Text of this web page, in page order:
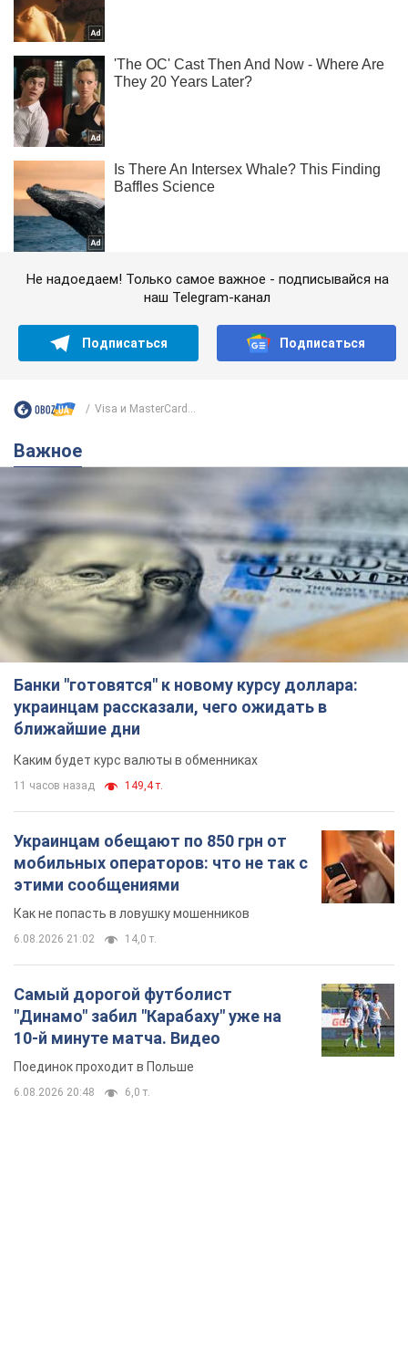
Не надоедаем! Только самое важное - подписывайся на
наш Telegram-канал
Подписаться Подписаться
Visa и MasterCard...
Важное
Банки "готовятся" к новому курсу доллара:
украинцам рассказали, чего ожидать в
ближайшие дни
Каким будет курс валюты в обменниках
11 часов назад 149,4 т.
Украинцам обещают по 850 грн от
мобильных операторов: что не так с
этими сообщениями
Как не попасть в ловушку мошенников
6.08.2026 21:02 14,0 т.
Самый дорогой футболист
"Динамо" забил "Карабаху" уже на
10-й минуте матча. Видео
Поединок проходит в Польше
6.08.2026 20:48 6,0 т.